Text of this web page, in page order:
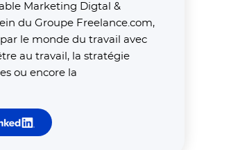
Marketing Digtal &
du Groupe Freelance.com,
le monde du travail avec
au travail, la stratégie
ou encore la